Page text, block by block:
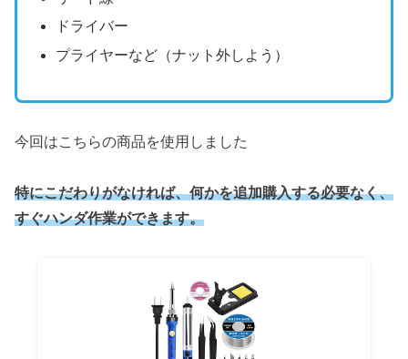
ドライバー
プライヤーなど（ナット外しよう）
今回はこちらの商品を使用しました
特にこだわりがなければ、何かを追加購入する必要なく、
すぐハンダ作業ができます。